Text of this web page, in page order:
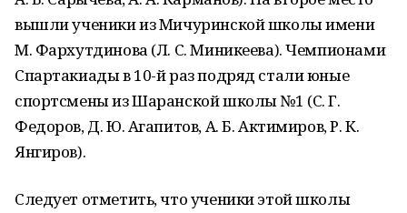
вышли ученики из Мичуринской школы имени
М. Фархутдинова (Л. С. Миникеева). Чемпионами
Спартакиады в 10-й раз подряд стали юные
спортсмены из Шаранской школы №1 (С. Г.
Федоров, Д. Ю. Агапитов, А. Б. Актимиров, Р. К.
Янгиров).
Следует отметить, что ученики этой школы